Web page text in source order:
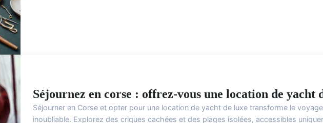
Séjournez en corse : offrez-vous une location de yacht
Séjourner en Corse et opter pour une location de yacht de luxe transforme le
inoubliable. Explorez des criques cachées et des plages isolées, accessibles